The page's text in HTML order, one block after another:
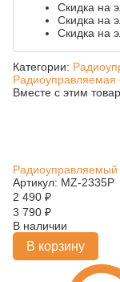
Скидка на
Скидка на
Скидка на
Категории:
Радиоуправляемая
Вместе с этим
Радиоуправляемый
Артикул: MZ-2335P
2 490 ₽
3 790 ₽
В наличии
В корзину